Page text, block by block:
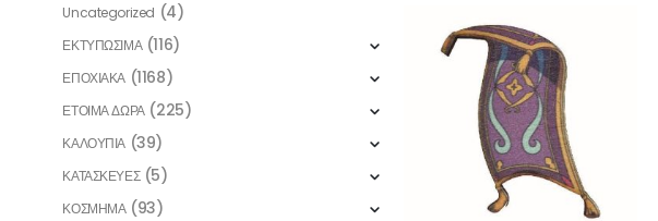
Uncategorized (4)
ΕΚΤΥΠΩΣΙΜΑ (116)
ΕΠΟΧΙΑΚΑ (1168)
ΕΤΟΙΜΑ ΔΩΡΑ (225)
ΚΑΛΟΥΠΙΑ (39)
ΚΑΤΑΣΚΕΥΕΣ (5)
ΚΟΣΜΗΜΑ (93)